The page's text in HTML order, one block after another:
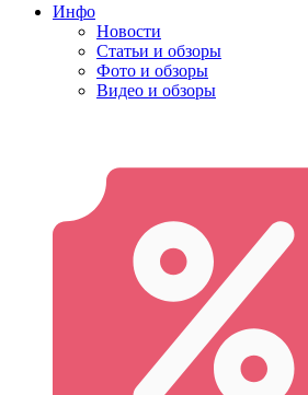
Инфо
Новости
Статьи и обзоры
Фото и обзоры
Видео и обзоры